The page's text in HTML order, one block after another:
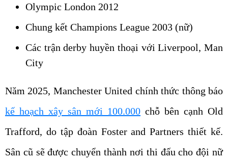
Olympic London 2012
Chung kết Champions League 2003 (nữ)
Các trận derby huyền thoại với Liverpool, Man
City
Năm 2025, Manchester United chính thức thông báo
kế hoạch xây sân mới 100.000 chỗ bên cạnh Old
Trafford, do tập đoàn Foster and Partners thiết kế.
Sân cũ sẽ được chuyển thành nơi thi đấu cho đội nữ